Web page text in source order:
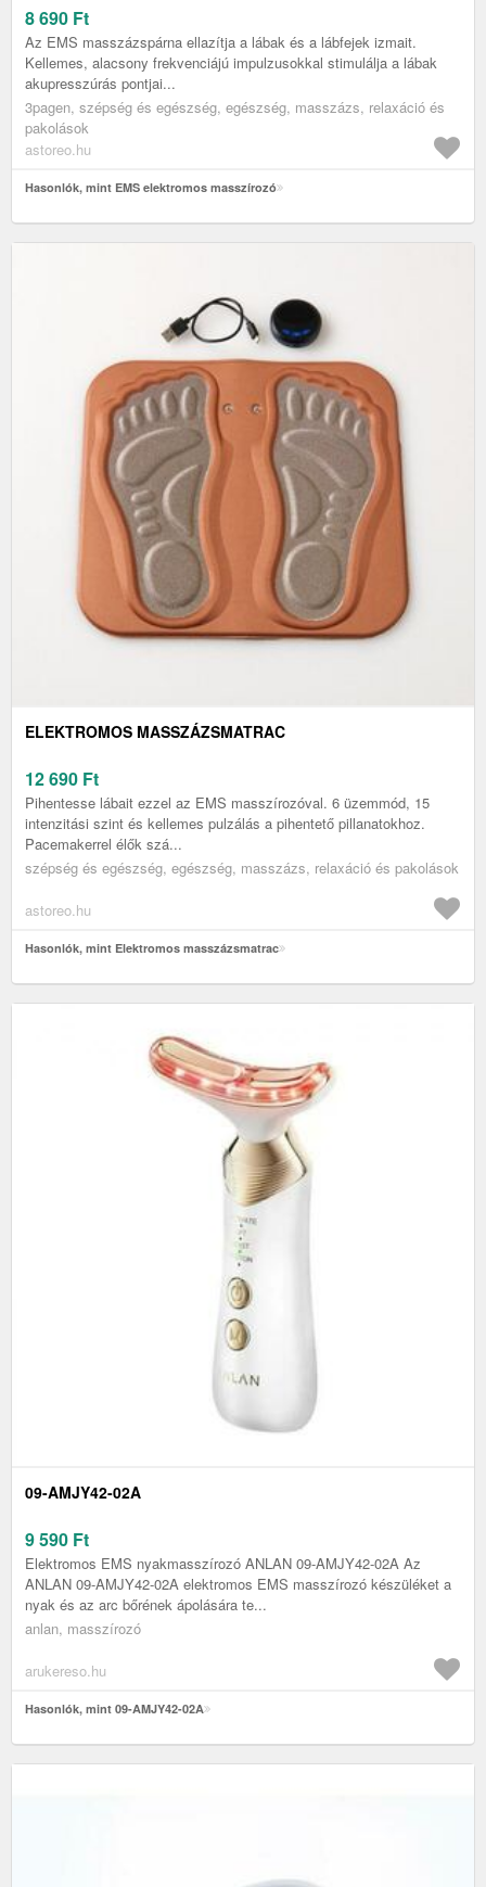
8 690 Ft
Az EMS masszázspárna ellazítja a lábak és a lábfejek izmait.
Kellemes, alacsony frekvenciájú impulzusokkal stimulálja a lábak
akupresszúrás pontjai...
3pagen, szépség és egészség, egészség, masszázs, relaxáció és
pakolások
astoreo.hu
Hasonlók, mint EMS elektromos masszírozó
ELEKTROMOS MASSZÁZSMATRAC
12 690 Ft
Pihentesse lábait ezzel az EMS masszírozóval. 6 üzemmód, 15
intenzitási szint és kellemes pulzálás a pihentető pillanatokhoz.
Pacemakerrel élők szá...
szépség és egészség, egészség, masszázs, relaxáció és pakolások
astoreo.hu
Hasonlók, mint Elektromos masszázsmatrac
09-AMJY42-02A
9 590 Ft
Elektromos EMS nyakmasszírozó ANLAN 09-AMJY42-02A Az
ANLAN 09-AMJY42-02A elektromos EMS masszírozó készüléket a
nyak és az arc bőrének ápolására te...
anlan, masszírozó
arukereso.hu
Hasonlók, mint 09-AMJY42-02A